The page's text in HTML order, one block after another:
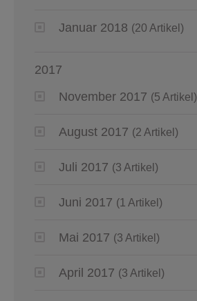
Januar 2018 (20 Artikel)
2017
November 2017 (5 Artikel)
August 2017 (2 Artikel)
Juli 2017 (3 Artikel)
Juni 2017 (1 Artikel)
Mai 2017 (3 Artikel)
April 2017 (3 Artikel)